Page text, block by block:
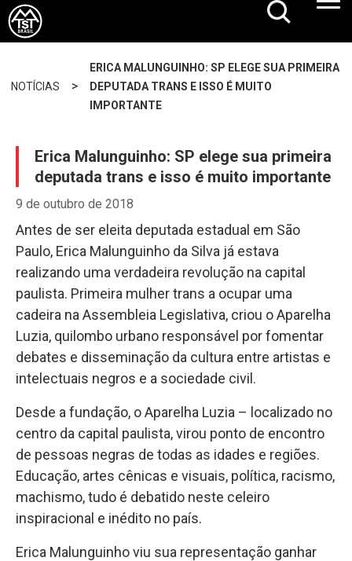
NOTÍCIAS >
ERICA MALUNGUINHO: SP ELEGE SUA PRIMEIRA
DEPUTADA TRANS E ISSO É MUITO
IMPORTANTE
Erica Malunguinho: SP elege sua primeira
deputada trans e isso é muito importante
9 de outubro de 2018
Antes de ser eleita deputada estadual em São
Paulo, Erica Malunguinho da Silva já estava
realizando uma verdadeira revolução na capital
paulista. Primeira mulher trans a ocupar uma
cadeira na Assembleia Legislativa, criou o Aparelha
Luzia, quilombo urbano responsável por fomentar
debates e disseminação da cultura entre artistas e
intelectuais negros e a sociedade civil.
Desde a fundação, o Aparelha Luzia – localizado no
centro da capital paulista, virou ponto de encontro
de pessoas negras de todas as idades e regiões.
Educação, artes cênicas e visuais, política, racismo,
machismo, tudo é debatido neste celeiro
inspiracional e inédito no país.
Erica Malunguinho viu sua representação ganhar